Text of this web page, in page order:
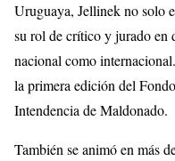
Uruguaya, Jellinek no solo
su rol de crítico y jurado en
nacional como
la primera edición del
Intendencia de Maldonado.
También se animó en más